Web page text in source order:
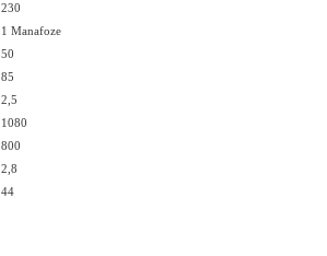
230
1 Manafoze
50
85
2,5
1080
800
2,8
44